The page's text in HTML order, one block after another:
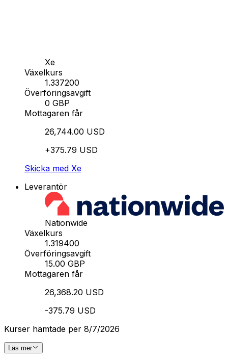
Xe
Växelkurs
1.337200
Överföringsavgift
0 GBP
Mottagaren får
26,744.00 USD
+375.79 USD
Skicka med Xe
Leverantör
Nationwide
Växelkurs
1.319400
Överföringsavgift
15.00 GBP
Mottagaren får
26,368.20 USD
-375.79 USD
Kurser hämtade per 8/7/2026
Läs mer